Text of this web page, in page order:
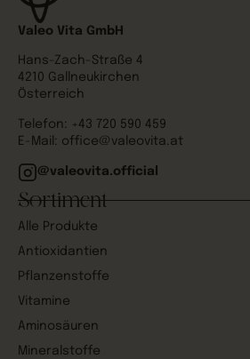
Valeo Vita GmbH
Hans-Zach-Straße 4
4210 Gallneukirchen
Österreich
Telefon: +43 720 590 459
E-Mail: office@valeovita.at
@valeovita.official
Sortiment
Alle Produkte
Antioxidantien
Pflanzenstoffe
Vitamine
Aminosäuren
Mineralstoffe